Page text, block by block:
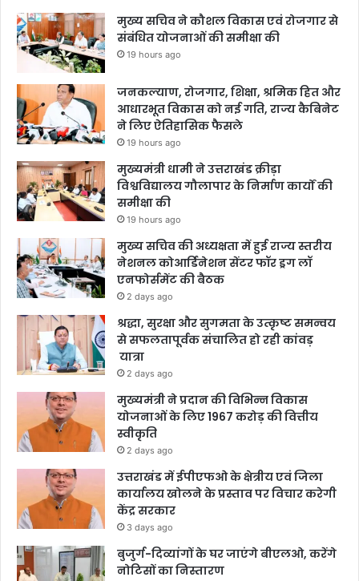
मुख्य सचिव ने कौशल विकास एवं रोजगार से
संबंधित योजनाओं की समीक्षा की
19 hours ago
जनकल्याण, रोजगार, शिक्षा, श्रमिक हित और
आधारभूत विकास को नई गति, राज्य कैबिनेट
ने लिए ऐतिहासिक फैसले
19 hours ago
मुख्यमंत्री धामी ने उत्तराखंड क्रीड़ा
विश्वविद्यालय गौलापार के निर्माण कार्यों की
समीक्षा की
19 hours ago
मुख्य सचिव की अध्यक्षता में हुई राज्य स्तरीय
नेशनल कोआर्डिनेशन सेंटर फॉर ड्रग लॉ
एनफोर्समेंट की बैठक
2 days ago
श्रद्धा, सुरक्षा और सुगमता के उत्कृष्ट समन्वय
से सफलतापूर्वक संचालित हो रही कांवड़
यात्रा
2 days ago
मुख्यमंत्री ने प्रदान की विभिन्न विकास
योजनाओं के लिए 1967 करोड़ की वित्तीय
स्वीकृति
2 days ago
उत्तराखंड में ईपीएफओ के क्षेत्रीय एवं जिला
कार्यालय खोलने के प्रस्ताव पर विचार करेगी
केंद्र सरकार
3 days ago
बुजुर्ग-दिव्यांगों के घर जाएंगे बीएलओ, करेंगे
नोटिसों का निस्तारण